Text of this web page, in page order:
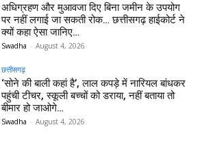
अधिग्रहण और मुआवजा दिए बिना जमीन के उपयोग
पर नहीं लगाई जा सकती रोक… छत्तीसगढ़ हाईकोर्ट ने
क्यों कहा ऐसा जानिए…
Swadha - August 4, 2026
छत्तीसगढ़
‘सोने की बाली कहां है’, लाल कपड़े में नारियल बांधकर
पहुंची टीचर, स्कूली बच्चों को डराया, नहीं बताया तो
बीमार हो जाओगे…
Swadha - August 4, 2026